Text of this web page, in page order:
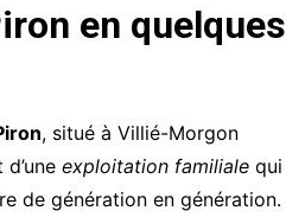
en quelques
, situé à Villié-Morgon
exploitation familiale qui
de génération en génération.